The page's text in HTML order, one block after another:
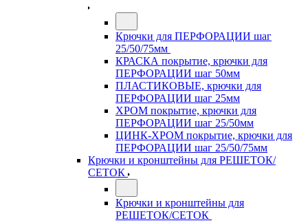
Крючки для ПЕРФОРАЦИИ шаг
25/50/75мм
КРАСКА покрытие, крючки для
ПЕРФОРАЦИИ шаг 50мм
ПЛАСТИКОВЫЕ, крючки для
ПЕРФОРАЦИИ шаг 25мм
ХРОМ покрытие, крючки для
ПЕРФОРАЦИИ шаг 25/50мм
ЦИНК-ХРОМ покрытие, крючки для
ПЕРФОРАЦИИ шаг 25/50/75мм
Крючки и кронштейны для РЕШЕТОК/
СЕТОК
Крючки и кронштейны для
РЕШЕТОК/СЕТОК